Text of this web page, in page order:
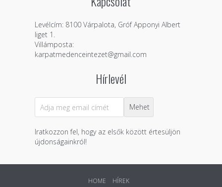
Levélcím: 8100 Várpalota, Gróf Apponyi Albert
liget 1.
Villámposta:
karpatmedenceintezet@gmail.com
Hírlevél
Iratkozzon fel, hogy az elsők között értesüljön
újdonságainkról!
HOME HÍREK